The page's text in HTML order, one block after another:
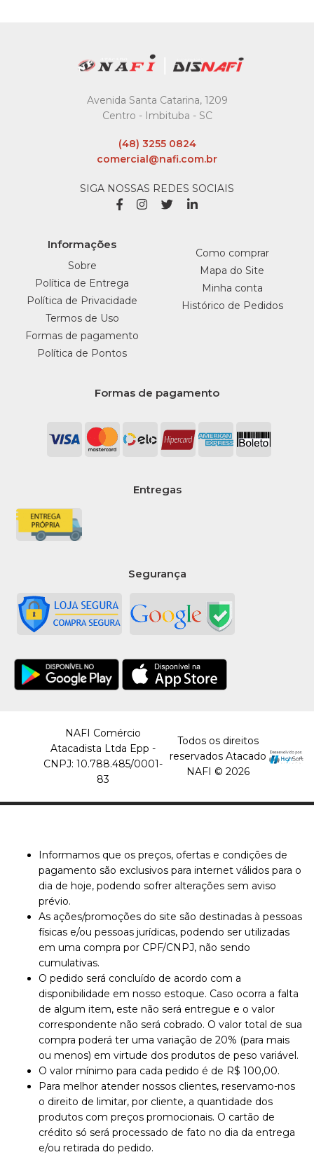
Avenida Santa Catarina, 1209
Centro - Imbituba - SC
(48) 3255 0824
comercial@nafi.com.br
SIGA NOSSAS REDES SOCIAIS
Informações
Sobre
Política de Entrega
Política de Privacidade
Termos de Uso
Formas de pagamento
Política de Pontos
Como comprar
Mapa do Site
Minha conta
Histórico de Pedidos
Formas de pagamento
Entregas
Segurança
NAFI Comércio
Atacadista Ltda Epp -
CNPJ: 10.788.485/0001-
83
Todos os direitos
reservados Atacado
NAFI © 2026
Informamos que os preços, ofertas e condições de
pagamento são exclusivos para internet válidos para o
dia de hoje, podendo sofrer alterações sem aviso
prévio.
As ações/promoções do site são destinadas à pessoas
físicas e/ou pessoas jurídicas, podendo ser utilizadas
em uma compra por CPF/CNPJ, não sendo
cumulativas.
O pedido será concluído de acordo com a
disponibilidade em nosso estoque. Caso ocorra a falta
de algum item, este não será entregue e o valor
correspondente não será cobrado. O valor total de sua
compra poderá ter uma variação de 20% (para mais
ou menos) em virtude dos produtos de peso variável.
O valor mínimo para cada pedido é de R$ 100,00.
Para melhor atender nossos clientes, reservamo-nos
o direito de limitar, por cliente, a quantidade dos
produtos com preços promocionais. O cartão de
crédito só será processado de fato no dia da entrega
e/ou retirada do pedido.